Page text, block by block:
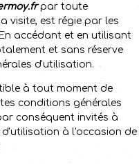
par toute
visite, est régie par les
accédant et en utilisant
et sans réserve
d'utilisation.
à tout moment de
conditions générales
conséquent invités à
à l'occasion de